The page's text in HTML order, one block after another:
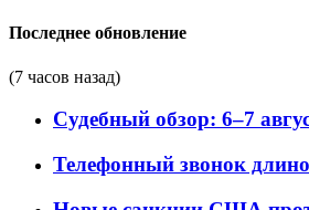
Последнее обновление
(7 часов назад)
Судебный обзор: 6–7
Телефонный звонок